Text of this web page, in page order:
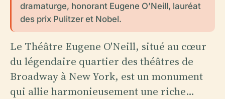
dramaturge, honorant Eugene O’Neill, lauréat
des prix Pulitzer et Nobel.
Le Théâtre Eugene O'Neill, situé au cœur
du légendaire quartier des théâtres de
Broadway à New York, est un monument
qui allie harmonieusement une riche…